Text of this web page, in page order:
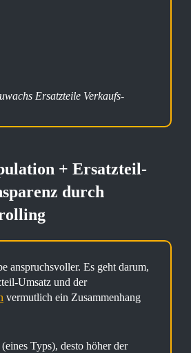
Ersatzteile Verkaufs-
+ Ersatzteil-
durch
anspruchsvoller. Es geht darum,
Umsatz und der
vermutlich ein Zusammenhang
Typs), desto höher der